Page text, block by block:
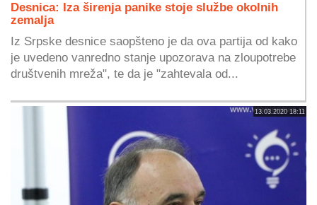
Desnica: Iza širenja panike stoje službe okolnih
zemalja
Iz Srpske desnice saopšteno je da ova partija od kako
je uvedeno vanredno stanje upozorava na zloupotrebe
društvenih mreža", te da je "zahtevala od...
13.03.2020 18:11